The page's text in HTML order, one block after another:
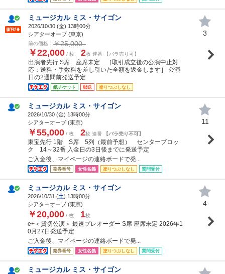
ミュージカル ミス・サイゴン
2026/10/30 (金) 13時00分
シアターオーブ (東京)
前の価格： ￥25,000
￥22,000 / 枚 2枚 連番 【バラ売り可】
出演者先行 S席 座席未定 ［取引成立後の公演中止対
応：送料・手数料を差し引いた全額を返金します］ 公演
日の2週間前発送予定
紙チケット 郵送 塗りつぶしなし
3
ミュージカル ミス・サイゴン
2026/10/30 (金) 13時00分
シアターオーブ (東京)
￥55,000 / 枚 2枚 連番 【バラ売り不可】
東宝先行 1階 S席 5列（最前予想） センターブロッ
ク 14～32番 入金日の3日後までに発送予定
ご入金後、マイページの連絡ボードで発...
発券番号 女性名義 塗りつぶしなし 質問受付
11
ミュージカル ミス・サイゴン
2026/10/31 (土) 13時00分
シアターオーブ (東京)
￥20,000 / 枚 1枚
e+＜貸切公演＞ 最速プレオーダー S席 座席未定 2026年1
0月27日発送予定
ご入金後、マイページの連絡ボードで発...
発券番号 女性名義 塗りつぶしなし 質問受付
4
ミュージカル ミス・サイゴン